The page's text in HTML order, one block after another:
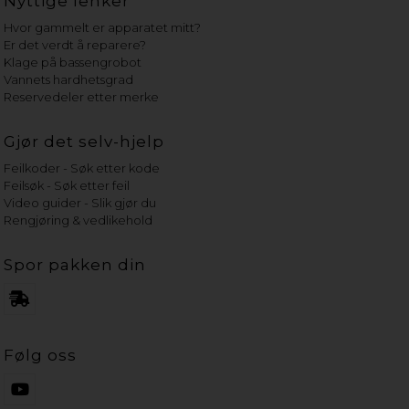
Hvor gammelt er apparatet mitt?
Er det verdt å reparere?
Klage på bassengrobot
Vannets hardhetsgrad
Reservedeler etter merke
Gjør det selv-hjelp
Feilkoder - Søk etter kode
Feilsøk - Søk etter feil
Video guider - Slik gjør du
Rengjøring & vedlikehold
Spor pakken din
Følg oss